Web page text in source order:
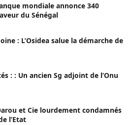
mondiale annonce 340
du Sénégal
: L’Osidea salue la démarche de
l’Onu
et Cie lourdement condamnés
l’Etat